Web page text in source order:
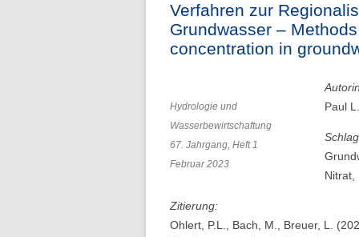
Folge 14 – Aueninstitut
Folge 12 – International Centre for
Water Resources and Global
Change
Seenforschung, ISF
Verfahren zur
Grundwasser –
concentration in
Hydrologie und
Wasserbewirtschaftung
67. Jahrgang, Heft 1
Februar 2023
Paul
Nitrat,
Zitierung:
Ohlert, P.L., Bach, M., Breuer, L.